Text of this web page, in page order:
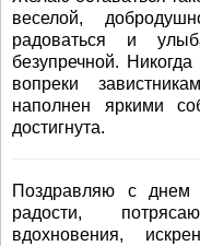
веселой,
радоваться и
безупречной. Никогда
вопреки
наполнен яркими
достигнута.
Поздравляю с днем
радости,
вдохновения,